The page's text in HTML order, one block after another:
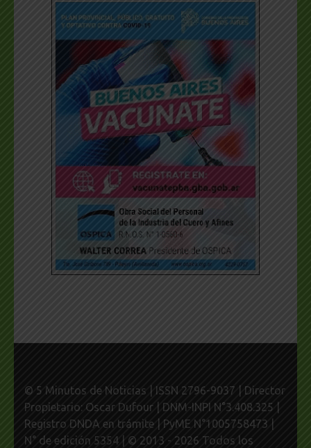
© 5 Minutos de Noticias | ISSN 2796-9037 | Director
Propietario: Oscar Dufour | DNM-INPI N°3.408.325 |
Registro DNDA en trámite | PyME N°1005758473 |
N° de edición 5354 | © 2013 - 2026 Todos los